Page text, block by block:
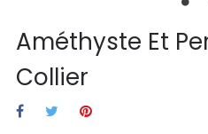
Améthyste Et
Collier